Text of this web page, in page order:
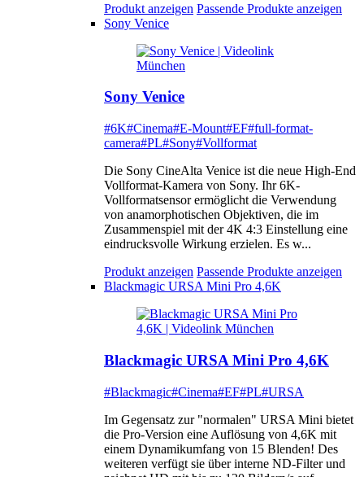
Produkt anzeigen Passende Produkte anzeigen
Sony Venice
Sony Venice
#6K#Cinema#E-Mount#EF#full-format-
camera#PL#Sony#Vollformat
Die Sony CineAlta Venice ist die neue High-End
Vollformat-Kamera von Sony. Ihr 6K-
Vollformatsensor ermöglicht die Verwendung
von anamorphotischen Objektiven, die im
Zusammenspiel mit der 4K 4:3 Einstellung eine
eindrucksvolle Wirkung erzielen. Es w...
Produkt anzeigen Passende Produkte anzeigen
Blackmagic URSA Mini Pro 4,6K
Blackmagic URSA Mini Pro 4,6K
#Blackmagic#Cinema#EF#PL#URSA
Im Gegensatz zur "normalen" URSA Mini bietet
die Pro-Version eine Auflösung von 4,6K mit
einem Dynamikumfang von 15 Blenden! Des
weiteren verfügt sie über interne ND-Filter und